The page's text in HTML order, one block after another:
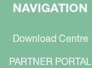
NAVIGATION
Download Centre
PARTNER PORTAL